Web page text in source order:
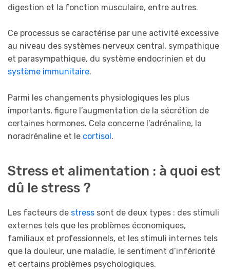
digestion et la fonction musculaire, entre autres.
Ce processus se caractérise par une activité excessive
au niveau des systèmes nerveux central, sympathique
et parasympathique, du système endocrinien et du
système immunitaire.
Parmi les changements physiologiques les plus
importants, figure l’augmentation de la sécrétion de
certaines hormones. Cela concerne l’adrénaline, la
noradrénaline et le cortisol.
Stress et alimentation : à quoi est
dû le stress ?
Les facteurs de stress sont de deux types : des stimuli
externes tels que les problèmes économiques,
familiaux et professionnels, et les stimuli internes tels
que la douleur, une maladie, le sentiment d’infériorité
et certains problèmes psychologiques.